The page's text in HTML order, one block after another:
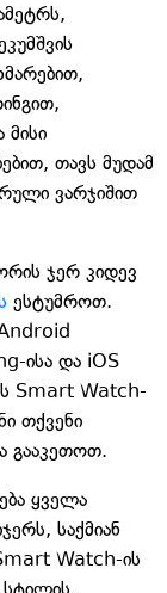
მისი
თავს მუდამ
ვარჯიშით
ჯერ კიდევ
ესტუმროთ.
ისა და iOS
Smart Watch-
თქვენი
გააკეთოთ.
ყველა
საქმიან
Watch-ის